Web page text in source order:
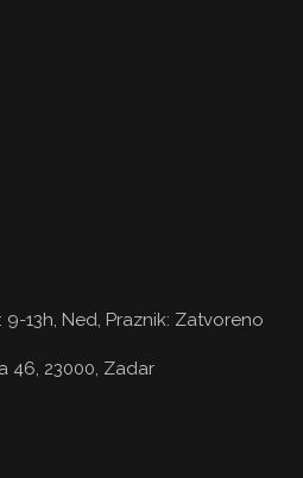
9-13h, Ned, Praznik: Zatvoreno
46, 23000, Zadar